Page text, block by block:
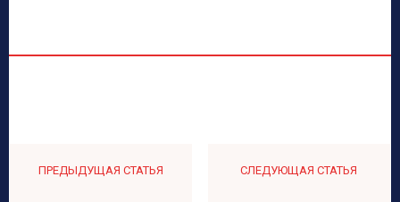
ПРЕДЫДУЩАЯ СТАТЬЯ СЛЕДУЮЩАЯ СТАТЬЯ